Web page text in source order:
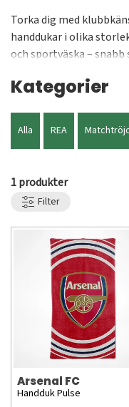
Torka dig med
handdukar i olika
och sportväska – snabb
Kategorier
Alla REA
1 produkter
Filter
Arsenal FC
Handduk Pulse